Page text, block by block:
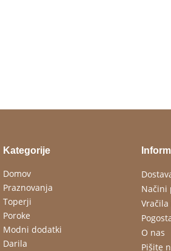
Kategorije
Domov
Praznovanja
Toperji
Poroke
Modni dodatki
Darila
Načini
O nas
Pišite